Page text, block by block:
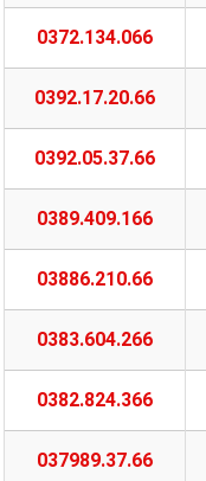
0372.134.066
0392.17.20.66
0392.05.37.66
0389.409.166
03886.210.66
0383.604.266
0382.824.366
037989.37.66